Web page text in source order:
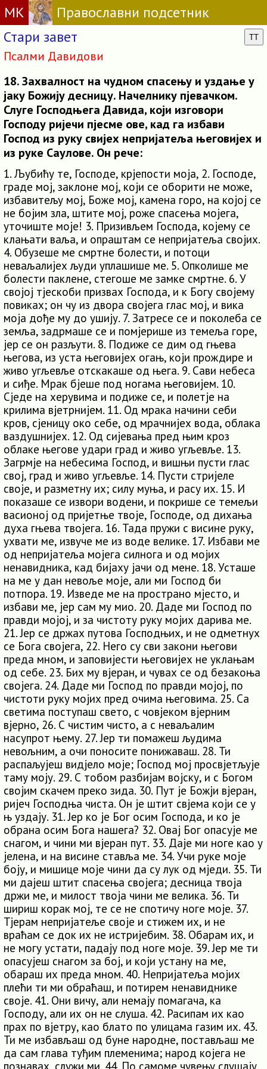
МК
Православни подсетник
Стари завет
TT
Псалми Давидови
18. Захвалност на чудном спасењу и уздање у
јаку Божију десницу. Начелнику пјевачком.
Слуге Господњега Давида, који изговори
Господу ријечи пјесме ове, кад га избави
Господ из руку свијех непријатеља његовијех и
из руке Саулове. Он рече:
1. Љубићу те, Господе, крјепости моја, 2. Господе,
граде мој, заклоне мој, који се оборити не може,
избавитељу мој, Боже мој, камена горо, на којој се
не бојим зла, штите мој, роже спасења мојега,
уточиште моје! 3. Призивљем Господа, којему се
клањати ваља, и опраштам се непријатеља својих.
4. Обузеше ме смртне болести, и потоци
неваљалијех људи уплашише ме. 5. Опколише ме
болести паклене, стегоше ме замке смртне. 6. У
својој тјескоби призвах Господа, и к Богу својему
повиках; он чу из двора својега глас мој, и вика
моја дође му до ушију. 7. Затресе се и поколеба се
земља, задрмаше се и помјерише из темеља горе,
јер се он разљути. 8. Подиже се дим од гњева
његова, из уста његовијех огањ, који прождире и
живо угљевље отскакаше од њега. 9. Сави небеса
и сиђе. Мрак бјеше под ногама његовијем. 10.
Сједе на херувима и подиже се, и полетје на
крилима вјетрнијем. 11. Од мрака начини себи
кров, сјеницу око себе, од мрачнијех вода, облака
ваздушнијех. 12. Од сијевања пред њим кроз
облаке његове удари град и живо угљевље. 13.
Загрмје на небесима Господ, и вишњи пусти глас
свој, град и живо угљевље. 14. Пусти стријеле
своје, и разметну их; силу муња, и расу их. 15. И
показаше се извори водени, и покрише се темељи
васионој од пријетње твоје, Господе, од дихања
духа гњева твојега. 16. Тада пружи с висине руку,
ухвати ме, извуче ме из воде велике. 17. Избави ме
од непријатеља мојега силнога и од мојих
ненавидника, кад бијаху јачи од мене. 18. Усташе
на ме у дан невоље моје, али ми Господ би
потпора. 19. Изведе ме на пространо мјесто, и
избави ме, јер сам му мио. 20. Даде ми Господ по
правди мојој, и за чистоту руку мојих дарива ме.
21. Јер се држах путова Господњих, и не одметнух
се Бога својега, 22. Него су сви закони његови
преда мном, и заповијести његовијех не уклањам
од себе. 23. Бих му вјеран, и чувах се од безакоња
својега. 24. Даде ми Господ по правди мојој, по
чистоти руку мојих пред очима његовима. 25. Са
светима поступаш свето, с човјеком вјерним
вјерно, 26. С чистим чисто, а с неваљалим
насупрот њему. 27. Јер ти помажеш људима
невољним, а очи поносите понижаваш. 28. Ти
распаљујеш видјело моје; Господ мој просвјетљује
таму моју. 29. С тобом разбијам војску, и с Богом
својим скачем преко зида. 30. Пут је Божји вјеран,
ријеч Господња чиста. Он је штит свјема који се у
њ уздају. 31. Јер ко је Бог осим Господа, и ко је
обрана осим Бога нашега? 32. Овај Бог опасује ме
снагом, и чини ми вјеран пут. 33. Даје ми ноге као у
јелена, и на висине ставља ме. 34. Учи руке моје
боју, и мишице моје чини да су лук од мједи. 35. Ти
ми дајеш штит спасења својега; десница твоја
држи ме, и милост твоја чини ме велика. 36. Ти
шириш корак мој, те се не спотичу ноге моје. 37.
Тјерам непријатеље своје и стижем их, и не
враћам се док их не истријебим. 38. Обарам их, и
не могу устати, падају под ноге моје. 39. Јер ме ти
опасујеш снагом за бој, и који устану на ме,
обараш их преда мном. 40. Непријатеља мојих
плећи ти ми обраћаш, и потирем ненавиднике
своје. 41. Они вичу, али немају помагача, ка
Господу, али их он не слуша. 42. Расипам их као
прах по вјетру, као блато по улицама газим их. 43.
Ти ме избављаш од буне народне, постављаш ме
да сам глава туђим племенима; народ којега не
познавах, служи ми. 44. По самоме чувењу слушају